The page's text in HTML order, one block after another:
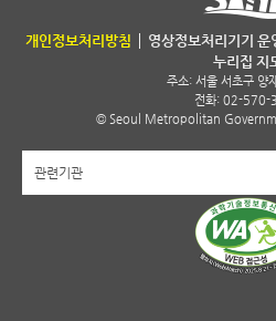
개인정보처리방침 영상정보처리기기 운
누리집 지
주소: 서울 서초구 양
전화: 02-570-
© Seoul Metropolitan
관련기관펼치기